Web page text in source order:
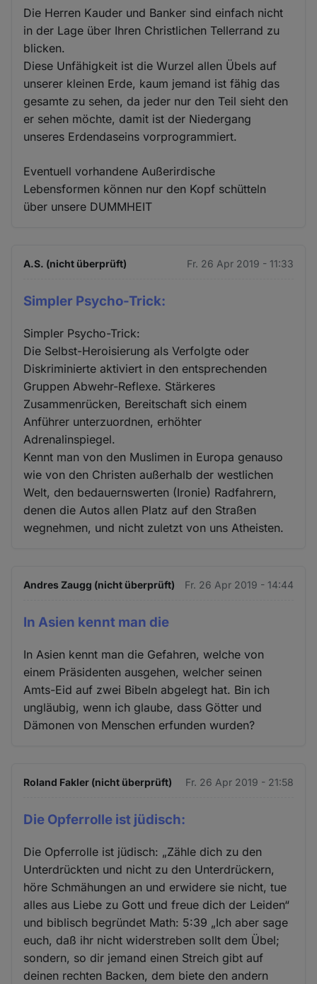
Die Herren Kauder und Banker sind einfach nicht
in der Lage über Ihren Christlichen Tellerrand zu
blicken.
Diese Unfähigkeit ist die Wurzel allen Übels auf
unserer kleinen Erde, kaum jemand ist fähig das
gesamte zu sehen, da jeder nur den Teil sieht den
er sehen möchte, damit ist der Niedergang
unseres Erdendaseins vorprogrammiert.
Eventuell vorhandene Außerirdische
Lebensformen können nur den Kopf schütteln
über unsere DUMMHEIT
A.S. (nicht überprüft) Fr. 26 Apr 2019 - 11:33
Simpler Psycho-Trick:
Simpler Psycho-Trick:
Die Selbst-Heroisierung als Verfolgte oder
Diskriminierte aktiviert in den entsprechenden
Gruppen Abwehr-Reflexe. Stärkeres
Zusammenrücken, Bereitschaft sich einem
Anführer unterzuordnen, erhöhter
Adrenalinspiegel.
Kennt man von den Muslimen in Europa genauso
wie von den Christen außerhalb der westlichen
Welt, den bedauernswerten (Ironie) Radfahrern,
denen die Autos allen Platz auf den Straßen
wegnehmen, und nicht zuletzt von uns Atheisten.
Andres Zaugg (nicht überprüft) Fr. 26 Apr 2019 - 14:44
In Asien kennt man die
In Asien kennt man die Gefahren, welche von
einem Präsidenten ausgehen, welcher seinen
Amts-Eid auf zwei Bibeln abgelegt hat. Bin ich
ungläubig, wenn ich glaube, dass Götter und
Dämonen von Menschen erfunden wurden?
Roland Fakler (nicht überprüft) Fr. 26 Apr 2019 - 21:58
Die Opferrolle ist jüdisch:
Die Opferrolle ist jüdisch: „Zähle dich zu den
Unterdrückten und nicht zu den Unterdrückern,
höre Schmähungen an und erwidere sie nicht, tue
alles aus Liebe zu Gott und freue dich der Leiden“
und biblisch begründet Math: 5:39 „Ich aber sage
euch, daß ihr nicht widerstreben sollt dem Übel;
sondern, so dir jemand einen Streich gibt auf
deinen rechten Backen, dem biete den andern